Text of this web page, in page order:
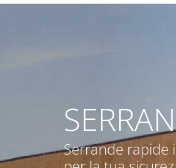
Serrande rapide